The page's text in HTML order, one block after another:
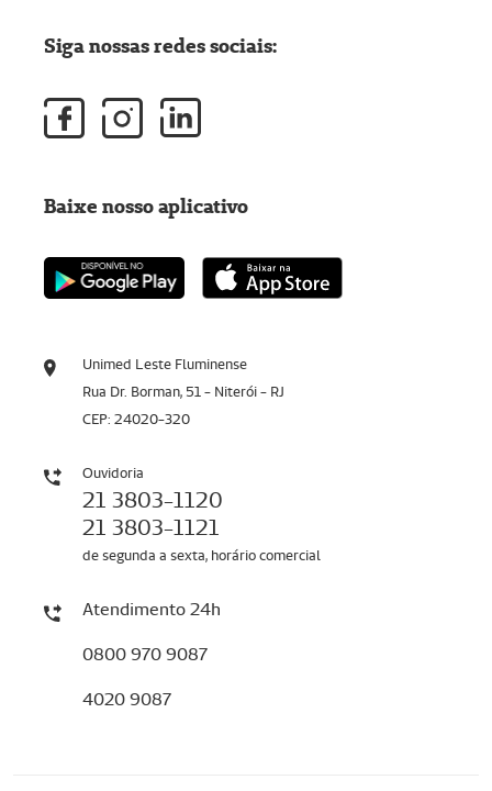
Unimed Leste Fluminense
Rua Dr. Borman, 51 - Niterói - RJ
CEP: 24020-320
Ouvidoria
21 3803-1120
21 3803-1121
de segunda a sexta, horário comercial
Atendimento 24h
0800 970 9087
4020 9087
Siga nossas redes sociais:
Baixe nosso aplicativo